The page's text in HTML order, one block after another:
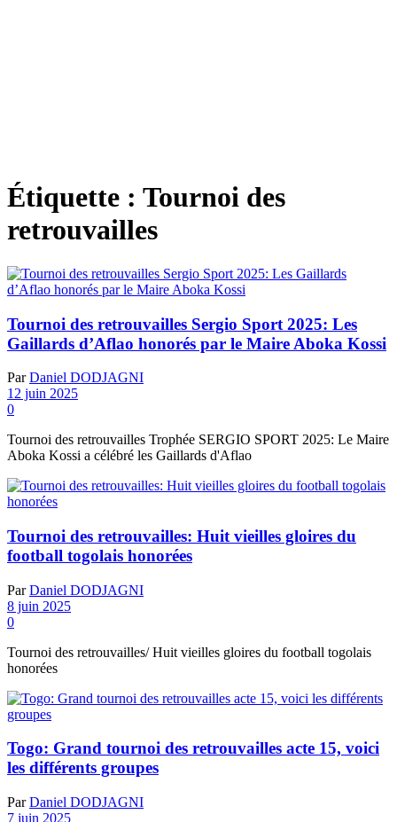
Étiquette : Tournoi des
retrouvailles
Tournoi des retrouvailles Sergio Sport 2025: Les
Gaillards d’Aflao honorés par le Maire Aboka Kossi
Par Daniel DODJAGNI
12 juin 2025
0
Tournoi des retrouvailles Trophée SERGIO SPORT 2025: Le Maire
Aboka Kossi a célébré les Gaillards d'Aflao
Tournoi des retrouvailles: Huit vieilles gloires du
football togolais honorées
Par Daniel DODJAGNI
8 juin 2025
0
Tournoi des retrouvailles/ Huit vieilles gloires du football togolais
honorées
Togo: Grand tournoi des retrouvailles acte 15, voici
les différents groupes
Par Daniel DODJAGNI
7 juin 2025